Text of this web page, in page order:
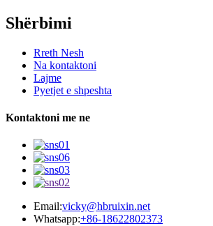
Shërbimi
Rreth Nesh
Na kontaktoni
Lajme
Pyetjet e shpeshta
Kontaktoni me ne
Email:vicky@hbruixin.net
Whatsapp:+86-18622802373